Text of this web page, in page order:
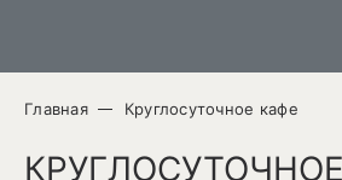
+7 (845) 322-18-14
Главная Круглосуточное кафе